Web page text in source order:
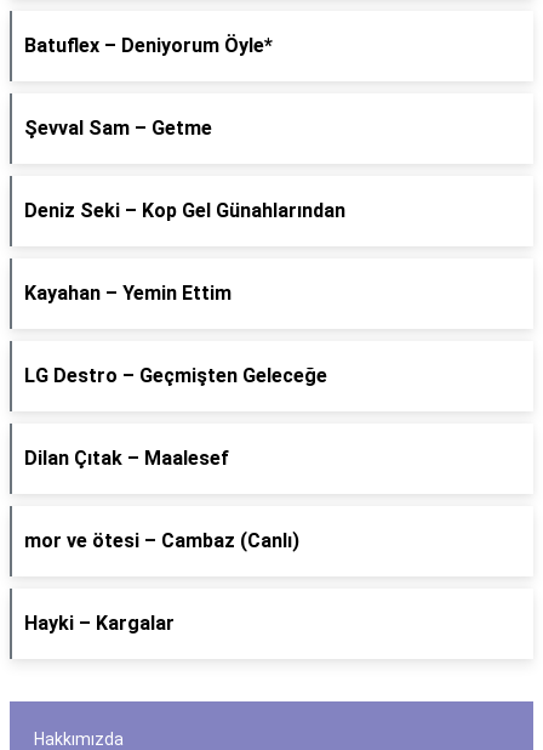
Batuflex – Deniyorum Öyle*
Şevval Sam – Getme
Deniz Seki – Kop Gel Günahlarından
Kayahan – Yemin Ettim
LG Destro – Geçmişten Geleceğe
Dilan Çıtak – Maalesef
​mor ve ötesi – Cambaz (Canlı)
Hayki – Kargalar
Hakkımızda